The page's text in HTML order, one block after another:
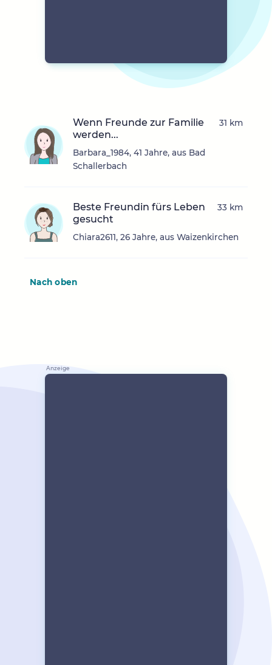
Wenn Freunde zur Familie
werden...
Barbara_1984, 41 Jahre, aus Bad
Schallerbach
31 km
Beste Freundin fürs Leben
gesucht
Chiara2611, 26 Jahre, aus Waizenkirchen
33 km
Nach oben